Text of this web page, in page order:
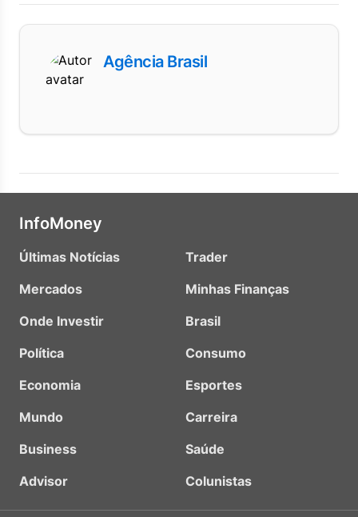
Agência Brasil
InfoMoney
Últimas Notícias
Mercados
Onde Investir
Política
Economia
Mundo
Business
Advisor
Trader
Minhas Finanças
Brasil
Consumo
Esportes
Carreira
Saúde
Colunistas